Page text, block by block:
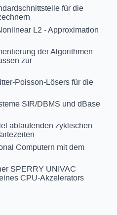
für die
L2 - Approximation
der Algorithmen
zur
Poisson-Lösers für die
SIR/DBMS und dBase
ablaufenden zyklischen
Computern mit dem
SPERRY UNIVAC
CPU-Akzelerators